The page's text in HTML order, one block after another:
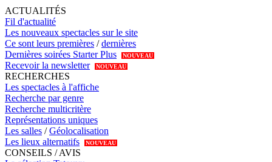
ACTUALITÉS
Fil d'actualité
Les nouveaux spectacles sur le site
Ce sont leurs premières /dernières
Dernières soirées Starter Plus
NOUVEAU
Recevoir la newsletter NOUVEAU
RECHERCHES
Les spectacles à l'affiche
Recherche par genre
Recherche multicritère
Représentations uniques
Les salles /Géolocalisation
Les lieux alternatifs
NOUVEAU
CONSEILS / AVIS